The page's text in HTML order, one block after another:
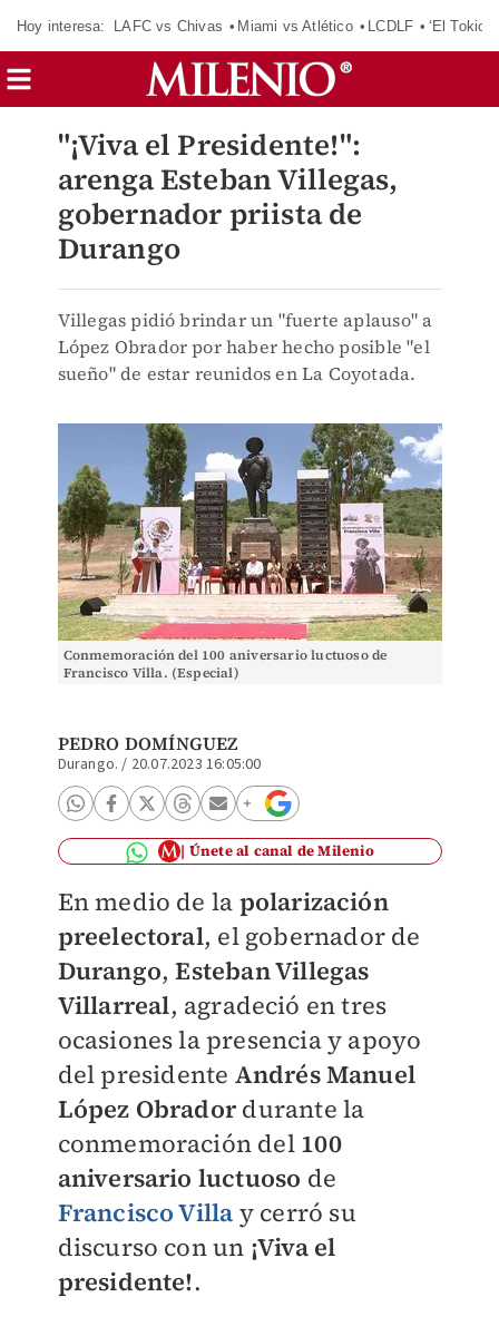
Hoy interesa: LAFC vs Chivas Miami vs Atlético LCDLF ‘El Tokio’
"¡Viva el Presidente!":
arenga Esteban Villegas,
gobernador priista de
Durango
Villegas pidió brindar un "fuerte aplauso" a
López Obrador por haber hecho posible "el
sueño" de estar reunidos en La Coyotada.
Conmemoración del 100 aniversario luctuoso de
Francisco Villa. (Especial)
PEDRO DOMÍNGUEZ
Durango. / 20.07.2023 16:05:00
Únete al canal de Milenio
En medio de la polarización
preelectoral, el gobernador de
Durango,Esteban Villegas
Villarreal, agradeció en tres
ocasiones la presencia y apoyo
del presidente Andrés Manuel
López Obradordurante la
conmemoración del 100
aniversario luctuoso de
Francisco Villa y cerró su
discurso con un ¡Viva el
presidente!.